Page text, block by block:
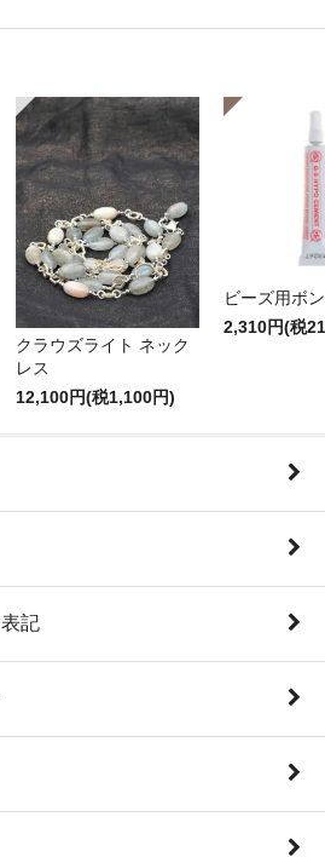
クラウズライト ネック
レス
12,100円(税1,100円)
ビーズ用ボ
2,310円(税
記